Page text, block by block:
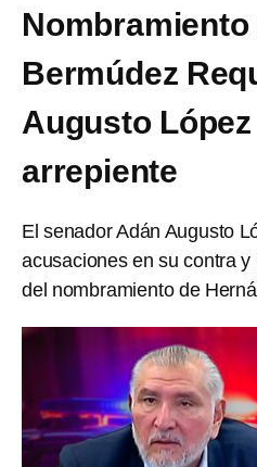
Nombramiento
Bermúdez
Augusto
arrepiente
El senador Adán Augusto
acusaciones en su contra
del nombramiento de